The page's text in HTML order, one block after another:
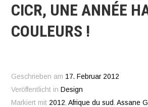
CICR, UNE ANNÉE
COULEURS !
Geschrieben am 17. Februar 2012
Veröffentlicht in Design
Markiert mit 2012,Afrique du sud ,Assane